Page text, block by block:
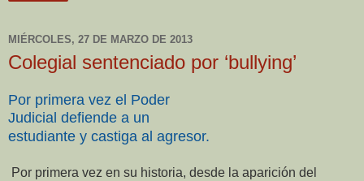
MIÉRCOLES, 27 DE MARZO DE 2013
Colegial sentenciado por ‘bullying’
Por primera vez el Poder
Judicial defiende a un
estudiante y castiga al agresor.
Por primera vez en su historia, desde la aparición del